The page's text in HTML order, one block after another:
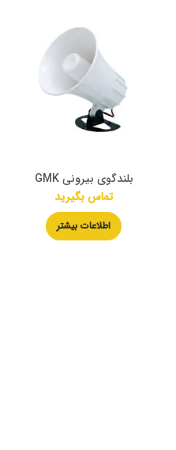
بلندگوی بیرونی GMK
تماس بگیرید
اطلاعات بیشتر